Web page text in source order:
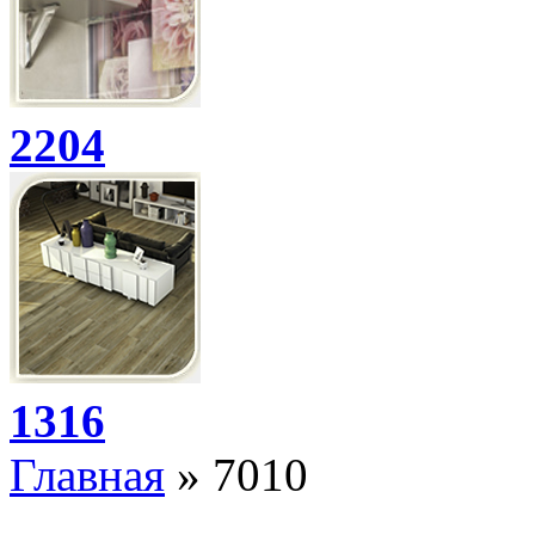
2204
1316
Главная » 7010